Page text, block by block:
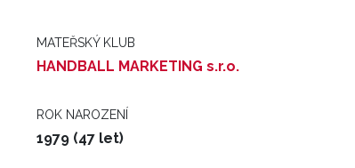
MATEŘSKÝ KLUB
HANDBALL MARKETING s.r.o.
ROK NAROZENÍ
1979 (47 let)